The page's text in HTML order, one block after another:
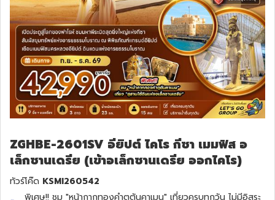
ZGHBE-2601SV อียิปต์ ไคโร กีซา เมมฟิส อ
เล็กซานเดรีย (เข้าอเล็กซานเดรีย ออกไคโร)
ทัวร์โค๊ด KSMI260542
พิเศษ!! ชม "หน้ากากทองคำตุตันคาเมน" เที่ยวครบทุกวัน ไม่มีอิสระ
ทัวร์พม่า
ทัวร์ลาว
ทัวร์มัลดีฟส์
ทัวร์เวียดนาม
ทัวร์จอร์เจีย
ทัวร์อินเดีย